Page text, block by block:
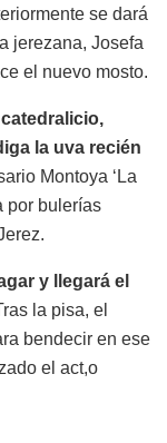
se dará
jerezana, Josefa
el nuevo mosto.
la uva recién
Montoya ‘La
por bulerías
y llegará el
la pisa, el
bendecir en ese
el act,o